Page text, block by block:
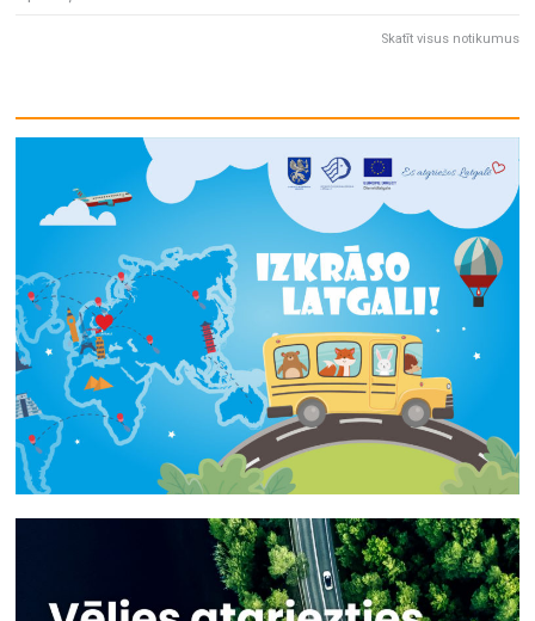
Skatīt visus notikumus